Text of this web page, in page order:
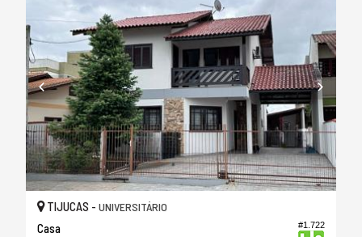
#1.722
TIJUCAS - UNIVERSITÁRIO
Casa